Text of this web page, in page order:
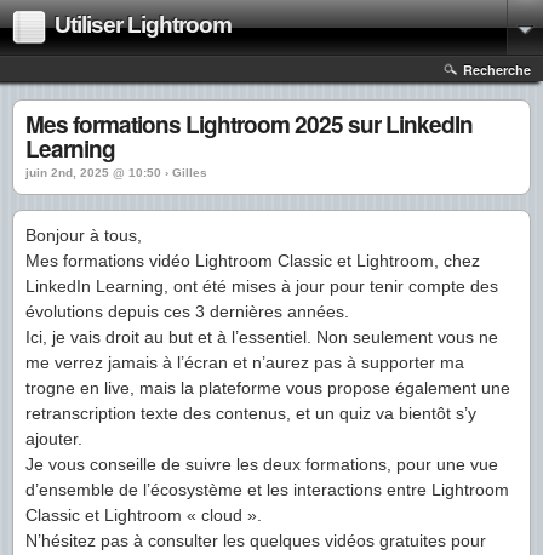
Utiliser Lightroom
Recherche
Mes formations Lightroom 2025 sur LinkedIn
Learning
juin 2nd, 2025 @ 10:50 › Gilles
Bonjour à tous,
Mes formations vidéo Lightroom Classic et Lightroom, chez
LinkedIn Learning, ont été mises à jour pour tenir compte des
évolutions depuis ces 3 dernières années.
Ici, je vais droit au but et à l’essentiel. Non seulement vous ne
me verrez jamais à l’écran et n’aurez pas à supporter ma
trogne en live, mais la plateforme vous propose également une
retranscription texte des contenus, et un quiz va bientôt s’y
ajouter.
Je vous conseille de suivre les deux formations, pour une vue
d’ensemble de l’écosystème et les interactions entre Lightroom
Classic et Lightroom « cloud ».
N’hésitez pas à consulter les quelques vidéos gratuites pour